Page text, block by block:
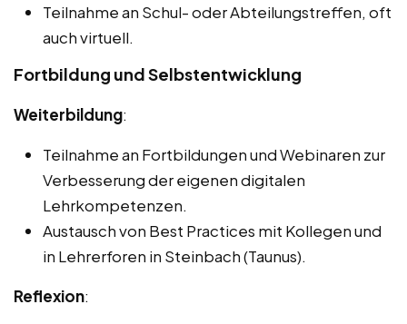
Teilnahme an Schul- oder Abteilungstreffen, oft
auch virtuell.
Fortbildung und Selbstentwicklung
Weiterbildung:
Teilnahme an Fortbildungen und Webinaren zur
Verbesserung der eigenen digitalen
Lehrkompetenzen.
Austausch von Best Practices mit Kollegen und
in Lehrerforen in Steinbach (Taunus).
Reflexion: